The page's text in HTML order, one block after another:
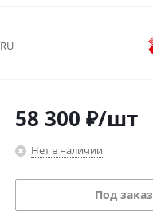
58 300 ₽/шт
Нет в наличии
Под заказ